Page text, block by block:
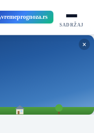
vremeprognoza.rs
SADRŽAJ
×